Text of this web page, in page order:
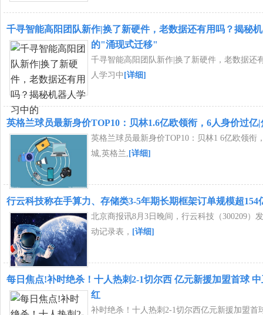
千寻智能高阳团队新作|换了新硬件，老数据还有用吗？揭秘
的"涌现式迁移"
千寻智能高阳团队新作|换了新硬件，老数据还
人学习中 [详细]
英格兰球员最新身价TOP10：贝林1.6亿欧领衔，6人身价过亿
英格兰球员最新身价TOP10：贝林1 6亿欧领衔
城,英格兰, [详细]
行云科技称在手算力、存储类3-5年期长期框架订单规模超154
北京商报讯8月3日晚间，行云科技（300209）
动记录表， [详细]
每日焦点!补时绝杀！十人热刺2-1切尔西 亿元新援加盟首球
红
补时绝杀！十人热刺2-1切尔西亿元新援加盟首